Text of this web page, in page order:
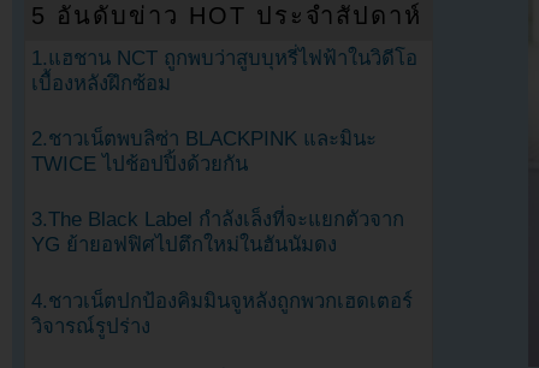
5 อันดับข่าว HOT ประจำสัปดาห์
1.แฮชาน NCT ถูกพบว่าสูบบุหรี่ไฟฟ้าในวิดีโอ
เบื้องหลังฝึกซ้อม
2.ชาวเน็ตพบลิซ่า BLACKPINK และมินะ
TWICE ไปช้อปปิ้งด้วยกัน
3.The Black Label กำลังเล็งที่จะแยกตัวจาก
YG ย้ายอฟฟิศไปตึกใหม่ในฮันนัมดง
4.ชาวเน็ตปกป้องคิมมินจูหลังถูกพวกเฮดเตอร์
วิจารณ์รูปร่าง